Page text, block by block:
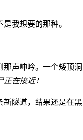
我想要的那种。
那声呻吟。一个矮顶洞
在接近！
新隧道，结果还是在黑